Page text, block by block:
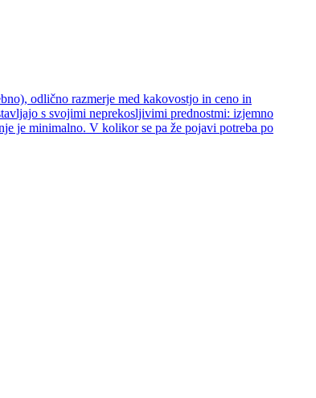
odlično razmerje med kakovostjo in ceno in
s svojimi neprekosljivimi prednostmi: izjemno
je minimalno. V kolikor se pa že pojavi potreba po